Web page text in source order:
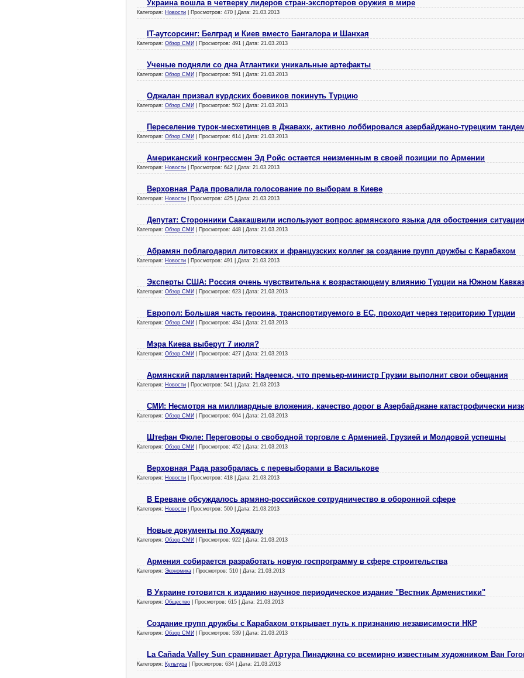
Украина вошла в четверку лидеров стран-экспортеров оружия в мире
Категория: Новости | Просмотров: 470 | Дата: 21.03.2013
IT-аутсорсинг: Белград и Киев вместо Бангалора и Шанхая
Категория: Обзор СМИ | Просмотров: 491 | Дата: 21.03.2013
Ученые подняли со дна Атлантики уникальные артефакты
Категория: Обзор СМИ | Просмотров: 591 | Дата: 21.03.2013
Оджалан призвал курдских боевиков покинуть Турцию
Категория: Обзор СМИ | Просмотров: 502 | Дата: 21.03.2013
Переселение турок-месхетинцев в Джавахк, активно лоббировался азербайджано-турецким
Категория: Обзор СМИ | Просмотров: 614 | Дата: 21.03.2013
Американский конгрессмен Эд Ройс остается неизменным в своей позиции по Армении
Категория: Новости | Просмотров: 642 | Дата: 21.03.2013
Верховная Рада провалила голосование по выборам в Киеве
Категория: Новости | Просмотров: 425 | Дата: 21.03.2013
Депутат: Сторонники Саакашвили используют вопрос армянского языка для обострения ситуации
Категория: Обзор СМИ | Просмотров: 448 | Дата: 21.03.2013
Абрамян поблагодарил литовских и французских коллег за создание групп дружбы с Карабахом
Категория: Новости | Просмотров: 491 | Дата: 21.03.2013
Эксперты США: Россия очень чувствительна к возрастающему влиянию Турции на Южном
Категория: Обзор СМИ | Просмотров: 623 | Дата: 21.03.2013
Европол: Большая часть героина, транспортируемого в ЕС, проходит через территорию Турции
Категория: Обзор СМИ | Просмотров: 434 | Дата: 21.03.2013
Мэра Киева выберут 7 июля?
Категория: Обзор СМИ | Просмотров: 427 | Дата: 21.03.2013
Армянский парламентарий: Надеемся, что премьер-министр Грузии выполнит свои обещания
Категория: Новости | Просмотров: 541 | Дата: 21.03.2013
СМИ: Несмотря на миллиардные вложения, качество дорог в Азербайджане катастрофически
Категория: Обзор СМИ | Просмотров: 604 | Дата: 21.03.2013
Штефан Фюле: Переговоры о свободной торговле с Арменией, Грузией и Молдовой успешны
Категория: Обзор СМИ | Просмотров: 452 | Дата: 21.03.2013
Верховная Рада разобралась с перевыборами в Василькове
Категория: Новости | Просмотров: 418 | Дата: 21.03.2013
В Ереване обсуждалось армяно-российское сотрудничество в оборонной сфере
Категория: Новости | Просмотров: 500 | Дата: 21.03.2013
Новые документы по Ходжалу
Категория: Обзор СМИ | Просмотров: 922 | Дата: 21.03.2013
Армения собирается разработать новую госпрограмму в сфере строительства
Категория: Экономика | Просмотров: 510 | Дата: 21.03.2013
В Украине готовится к изданию научное периодическое издание "Вестник Арменистики"
Категория: Общество | Просмотров: 615 | Дата: 21.03.2013
Создание групп дружбы с Карабахом открывает путь к признанию независимости НКР
Категория: Обзор СМИ | Просмотров: 539 | Дата: 21.03.2013
La Cañada Valley Sun сравнивает Артура Пинаджяна со всемирно известным художником Ван
Категория: Культура | Просмотров: 634 | Дата: 21.03.2013